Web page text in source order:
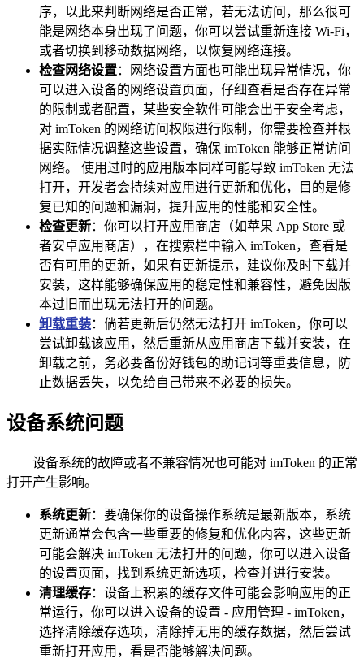
序，以此来判断网络是否正常，若无法访问，那么很可
能是网络本身出现了问题，你可以尝试重新连接 Wi-Fi，
或者切换到移动数据网络，以恢复网络连接。
检查网络设置：网络设置方面也可能出现异常情况，你
可以进入设备的网络设置页面，仔细查看是否存在异常
的限制或者配置，某些安全软件可能会出于安全考虑，
对 imToken 的网络访问权限进行限制，你需要检查并根
据实际情况调整这些设置，确保 imToken 能够正常访问
网络。 使用过时的应用版本同样可能导致 imToken 无法
打开，开发者会持续对应用进行更新和优化，目的是修
复已知的问题和漏洞，提升应用的性能和安全性。
检查更新：你可以打开应用商店（如苹果 App Store 或
者安卓应用商店），在搜索栏中输入 imToken，查看是
否有可用的更新，如果有更新提示，建议你及时下载并
安装，这样能够确保应用的稳定性和兼容性，避免因版
本过旧而出现无法打开的问题。
卸载重装：倘若更新后仍然无法打开 imToken，你可以
尝试卸载该应用，然后重新从应用商店下载并安装，在
卸载之前，务必要备份好钱包的助记词等重要信息，防
止数据丢失，以免给自己带来不必要的损失。
设备系统问题
设备系统的故障或者不兼容情况也可能对 imToken 的正常
打开产生影响。
系统更新：要确保你的设备操作系统是最新版本，系统
更新通常会包含一些重要的修复和优化内容，这些更新
可能会解决 imToken 无法打开的问题，你可以进入设备
的设置页面，找到系统更新选项，检查并进行安装。
清理缓存：设备上积累的缓存文件可能会影响应用的正
常运行，你可以进入设备的设置 - 应用管理 - imToken，
选择清除缓存选项，清除掉无用的缓存数据，然后尝试
重新打开应用，看是否能够解决问题。